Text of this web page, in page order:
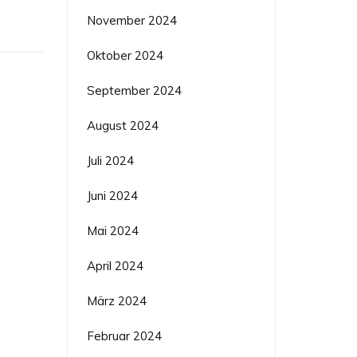
November 2024
Oktober 2024
September 2024
August 2024
Juli 2024
Juni 2024
Mai 2024
April 2024
März 2024
Februar 2024